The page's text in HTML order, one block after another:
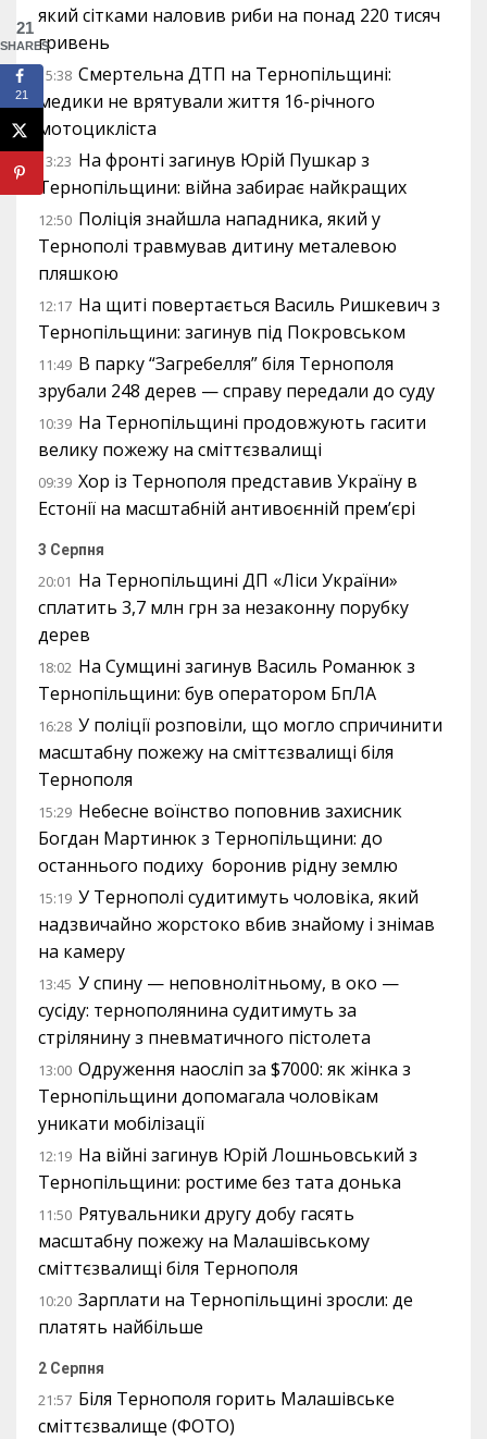
який сітками наловив риби на понад 220 тисяч
гривень
15:38 Смертельна ДТП на Тернопільщині:
медики не врятували життя 16-річного
мотоцикліста
13:23 На фронті загинув Юрій Пушкар з
Тернопільщини: війна забирає найкращих
12:50 Поліція знайшла нападника, який у
Тернополі травмував дитину металевою
пляшкою
12:17 На щиті повертається Василь Ришкевич з
Тернопільщини: загинув під Покровськом
11:49 В парку “Загребелля” біля Тернополя
зрубали 248 дерев — справу передали до суду
10:39 На Тернопільщині продовжують гасити
велику пожежу на сміттєзвалищі
09:39 Хор із Тернополя представив Україну в
Естонії на масштабній антивоєнній прем’єрі
3 Серпня
20:01 На Тернопільщині ДП «Ліси України»
сплатить 3,7 млн грн за незаконну порубку
дерев
18:02 На Сумщині загинув Василь Романюк з
Тернопільщини: був оператором БпЛА
16:28 У поліції розповіли, що могло спричинити
масштабну пожежу на сміттєзвалищі біля
Тернополя
15:29 Небесне воїнство поповнив захисник
Богдан Мартинюк з Тернопільщини: до
останнього подиху боронив рідну землю
15:19 У Тернополі судитимуть чоловіка, який
надзвичайно жорстоко вбив знайому і знімав
на камеру
13:45 У спину — неповнолітньому, в око —
сусіду: тернополянина судитимуть за
стрілянину з пневматичного пістолета
13:00 Одруження наосліп за $7000: як жінка з
Тернопільщини допомагала чоловікам
уникати мобілізації
12:19 На війні загинув Юрій Лошньовський з
Тернопільщини: ростиме без тата донька
11:50 Рятувальники другу добу гасять
масштабну пожежу на Малашівському
сміттєзвалищі біля Тернополя
10:20 Зарплати на Тернопільщині зросли: де
платять найбільше
2 Серпня
21:57 Біля Тернополя горить Малашівське
сміттєзвалище (ФОТО)
21
SHARES
21